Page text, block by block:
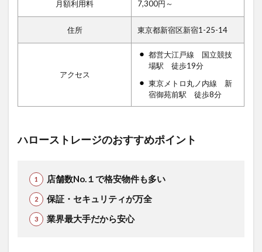
月額利用料 7,300円～
住所 東京都新宿区新宿1-25-14
アクセス
都営大江戸線 国立競技
場駅 徒歩19分
東京メトロ丸ノ内線 新
宿御苑前駅 徒歩8分
ハローストレージのおすすめポイント
店舗数No.１で格安物件も多い
保証・セキュリティが万全
業界最大手だから安心